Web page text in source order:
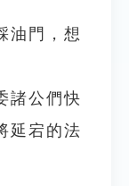
油門，想
諸公們快
延宕的法